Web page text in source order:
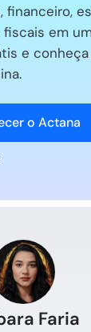
financeiro,
em
e
o Actana
Faria